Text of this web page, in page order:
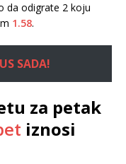
da odigrate 2 koju
1.58.
SADA!
za petak
iznosi